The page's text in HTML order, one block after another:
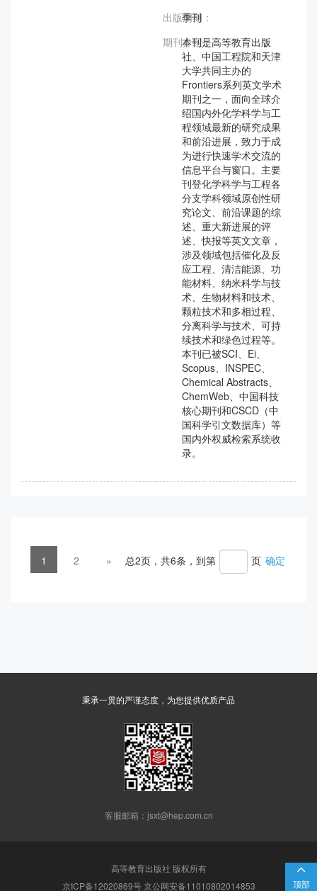

顶部
出版周期：
季刊
期刊介绍：
本刊是高等教育出版
社、中国工程院和天津
大学共同主办的
Frontiers系列英文学术
期刊之一，面向全球介
绍国内外化学科学与工
程领域最新的研究成果
和前沿进展，致力于成
为进行快速学术交流的
信息平台与窗口。主要
刊登化学科学与工程各
分支学科领域原创性研
究论文、前沿课题的综
述、重大新进展的评
述、快报等英文文章，
涉及领域包括催化及反
应工程、清洁能源、功
能材料、纳米科学与技
术、生物材料和技术、
颗粒技术和多相过程、
分离科学与技术、可持
续技术和绿色过程等。
本刊已被SCI、Ei、
Scopus、INSPEC、
Chemical Abstracts、
ChemWeb、中国科技
核心期刊和CSCD（中
国科学引文数据库）等
国内外权威检索系统收
录。
1 2 » 总2页，共6条，到第 页 确定
秉承一贯的严谨态度，为您提供优质产品
客服邮箱：jsxt@hep.com.cn
高等教育出版社 版权所有
京ICP备12020869号 京公网安备11010802014853